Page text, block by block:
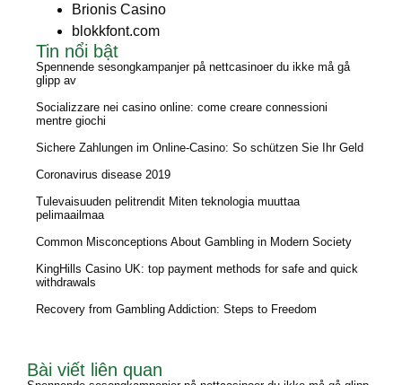
Brionis Casino
blokkfont.com
Tin nổi bật
Spennende sesongkampanjer på nettcasinoer du ikke må gå
glipp av
Socializzare nei casino online: come creare connessioni
mentre giochi
Sichere Zahlungen im Online-Casino: So schützen Sie Ihr Geld
Coronavirus disease 2019
Tulevaisuuden pelitrendit Miten teknologia muuttaa
pelimaailmaa
Common Misconceptions About Gambling in Modern Society
KingHills Casino UK: top payment methods for safe and quick
withdrawals
Recovery from Gambling Addiction: Steps to Freedom
Bài viết liên quan